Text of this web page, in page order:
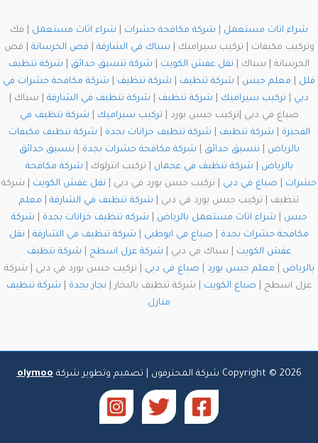
شراء اثاث مستعمل شركة مكافحة حشرات شراء اثاث مستعمل | فك
وتركيب مكيفات | تركيب سيراميك | سباك في الشارقة قص الخرسانة | قص
الخرسانة | سباك | نقل عفش الكويت شركة تنسيق حدائق
شركة تنظيف
فلل
معلم جبس شركة تنظيف شركة تنظيف
شركة مكافحة حشرات في
دبي
تركيب سيراميك شركة تنظيف شركة تنظيف في الشارقة | سباك |
صباغ في دبي |تركيب جبس بورد | تركيب سيراميك
شركة تنظيف في
الفجيرة
شركة تنظيف شركة تنظيف خزانات بجدة
شركة تنظيف مكيفات
بالرياض
تنسيق حدائق شركة مكافحة حشرات بجدة
تنسيق حدائق
بالرياض
شركة تنظيف في عجمان | تركيب انترلوك | شركة مكافحة
حشرات
صباغ في دبي | تركيب جبس بورد في دبي | نقل عفش الكويت | شركة
تنظيف | تركيب جبس بورد في دبي | شركة تنظيف في الشارقة
معلم
جبس
شراء اثاث مستعمل بالرياض شركه تنظيف خزانات بجدة
شركة
مكافحة حشرات بجدة
صباغ في ابوظبي شركة تنظيف في الشارقة
نقل
عفش الكويت | سباك في دبي | شركة عزل اسطح
شركة تنظيف
بالرياض
معلم جبس بورد صباغ في دبي
| تركيب جبس بورد في دبي | شركة
عزل اسطح | صباغ الكويت | شركة تنظيف بالبخار | نجار بجدة
شركة تنظيف
منازل
Copyright © 2026 شركة المحترفون | تصميم وتطوير شركة olymoo